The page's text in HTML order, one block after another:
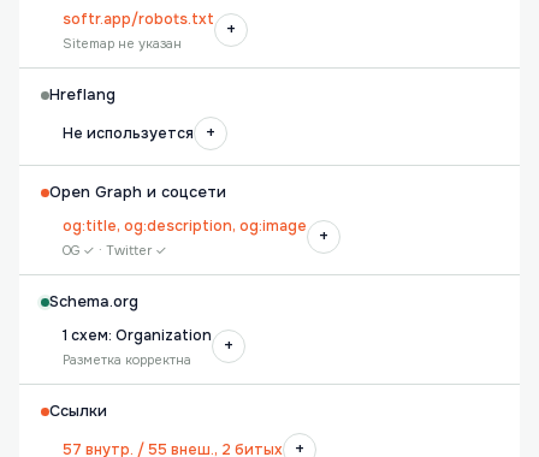
softr.app/robots.txt
Sitemap не указан
+
Hreflang
Не используется
+
Open Graph и соцсети
og:title, og:description, og:image
OG ✓ · Twitter ✓
+
Schema.org
1 схем: Organization
Разметка корректна
+
Ссылки
57 внутр. / 55 внеш., 2 битых
+